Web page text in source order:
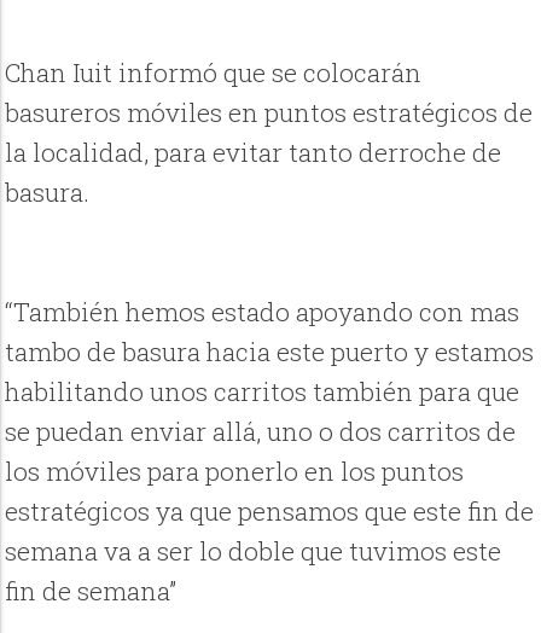
Chan Iuit informó que se colocarán
basureros móviles en puntos estratégicos de
la localidad, para evitar tanto derroche de
basura.
“También hemos estado apoyando con mas
tambo de basura hacia este puerto y estamos
habilitando unos carritos también para que
se puedan enviar allá, uno o dos carritos de
los móviles para ponerlo en los puntos
estratégicos ya que pensamos que este fin de
semana va a ser lo doble que tuvimos este
fin de semana”